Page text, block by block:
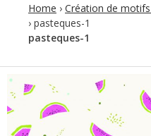
Home › Création de
› pasteques-1
pasteques-1